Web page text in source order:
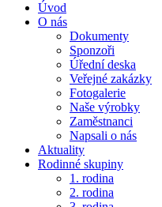
Úvod
O nás
Dokumenty
Sponzoři
Úřední deska
Veřejné zakázky
Fotogalerie
Naše výrobky
Zaměstnanci
Napsali o nás
Aktuality
Rodinné skupiny
1. rodina
2. rodina